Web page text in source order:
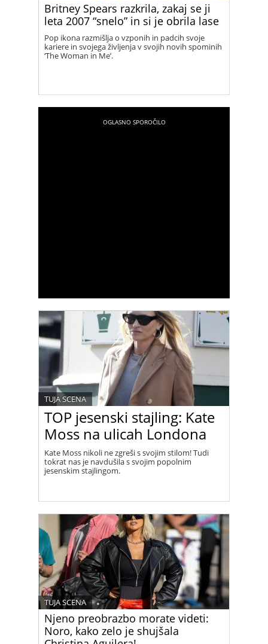
Britney Spears razkrila, zakaj se ji
leta 2007 “snelo” in si je obrila lase
Pop ikona razmišlja o vzponih in padcih svoje
kariere in svojega življenja v svojih novih spominih
‘The Woman in Me’.
TOP jesenski stajling: Kate
Moss na ulicah Londona
TUJA SCENA
Kate Moss nikoli ne zgreši s svojim stilom! Tudi
tokrat nas je navdušila s svojim popolnim
jesenskim stajlingom.
Njeno preobrazbo morate videti:
Noro, kako zelo je shujšala
TUJA SCENA